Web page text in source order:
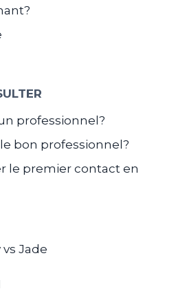
professionnel?
bon professionnel?
le premier contact en
Jade